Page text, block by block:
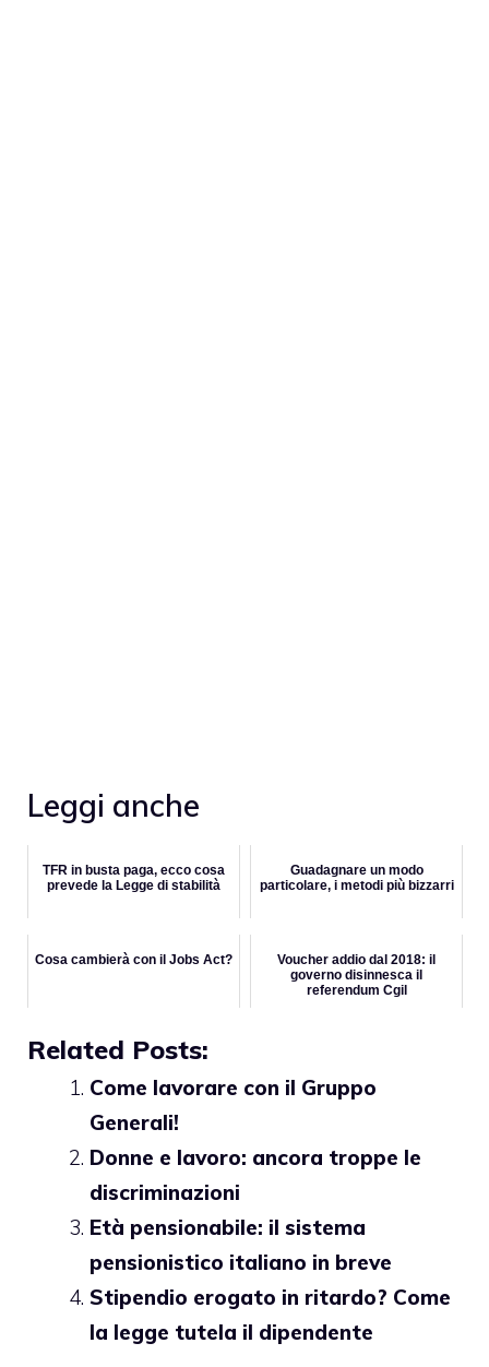
Leggi anche
TFR in busta paga, ecco cosa
prevede la Legge di stabilità
Guadagnare un modo
particolare, i metodi più bizzarri
Cosa cambierà con il Jobs Act?
Voucher addio dal 2018: il
governo disinnesca il
referendum Cgil
Related Posts:
Come lavorare con il Gruppo
Generali!
Donne e lavoro: ancora troppe le
discriminazioni
Età pensionabile: il sistema
pensionistico italiano in breve
Stipendio erogato in ritardo? Come
la legge tutela il dipendente